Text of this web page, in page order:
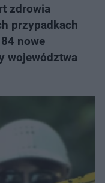
zdrowia
przypadkach
nowe
województwa